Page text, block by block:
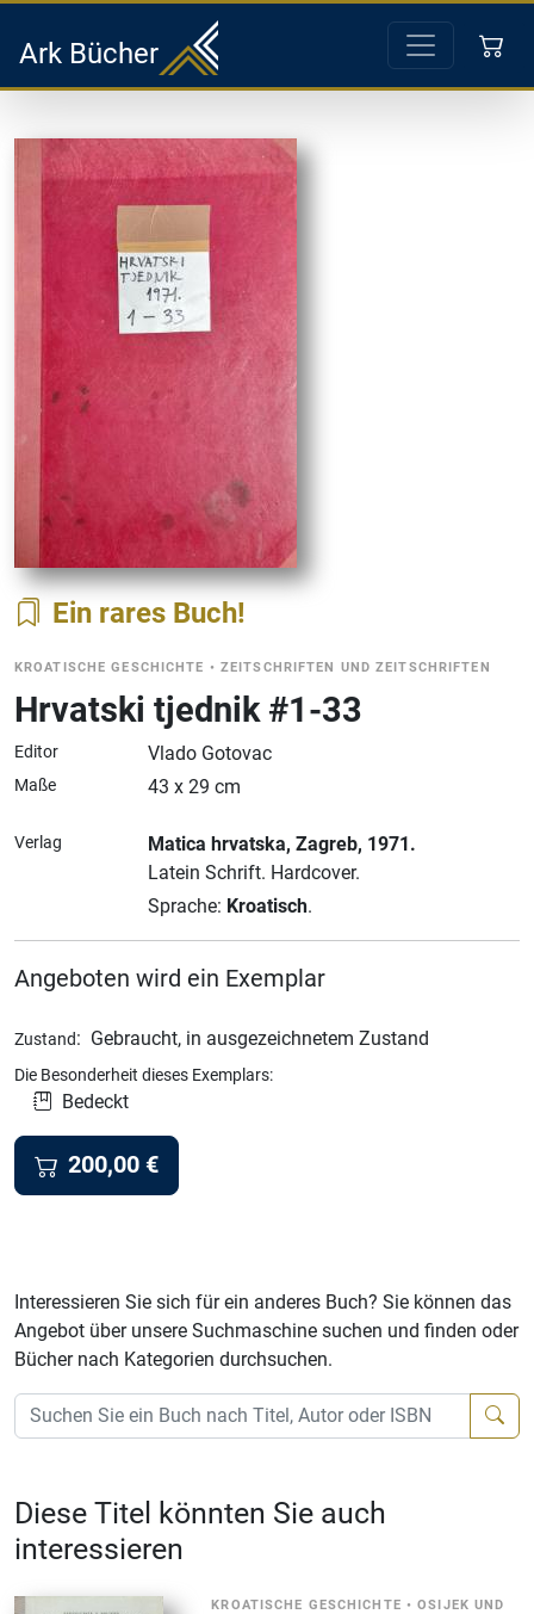
Ark Bücher
Ein rares Buch
KROATISCHE GESCHICHTE • ZEITSCHRIFTEN UND ZEITSCHRIFTEN
Hrvatski tjednik #1-33
Editor Vlado Gotovac
Maße 43 x 29 cm
Verlag Matica hrvatska, Zagreb, 1971.
Latein Schrift. Hardcover.
Sprache: Kroatisch.
Angeboten wird ein Exemplar
Zustand: Gebraucht, in ausgezeichnetem Zustand
Die Besonderheit dieses Exemplars:
Bedeckt
200,00 €
Interessieren Sie sich für ein anderes Buch? Sie können das
Angebot über unsere Suchmaschine suchen und finden oder
Bücher nach Kategorien durchsuchen.
Diese Titel könnten Sie auch
interessieren
KROATISCHE GESCHICHTE •OSIJEK UND